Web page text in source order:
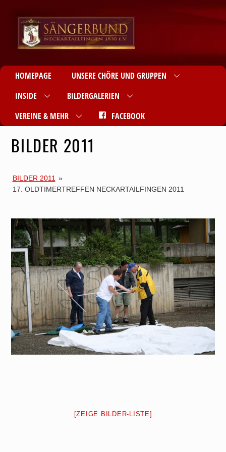
HOMEPAGE
UNSERE CHÖRE UND GRUPPEN
INSIDE
BILDERGALERIEN
VEREINE & MEHR
FACEBOOK
BILDER 2011
BILDER 2011 »
17. OLDTIMERTREFFEN NECKARTAILFINGEN 2011
[ZEIGE BILDER-LISTE]